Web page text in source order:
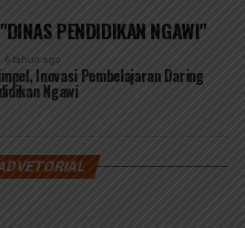
PENDIDIKAN NGAWI"
6 tahun ago
Inovasi Pembelajaran Daring
Ngawi